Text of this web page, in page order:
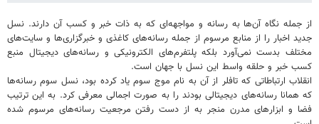
از جمله نگاه آن‌ها به رسانه و مواجهه‌ای که به ذات خبر و کسب آن دارند. نسل
جدید اخبار را از منابع مرسوم از جمله رسانه‌های کاغذی و خبرگزاری‌ها و سایت‌های
مختلف بدست نمی‌آورد بلکه پلتفرم‌های الکترونیکی و رسانه‌های دیجیتال منبع
کسب خبر و حلقه واسط این نسل با جهان است.
انقلاب ارتباطاتی که تافلر از آن به نام موج سوم یاد کرده بود، نسل سوم رسانه‌ها
که همانا رسانه‌های دیجیتالی بودند را به صورت اجمالی معرفی کرد. به این ترتیب
فضا و ابزارهای مدرن منجر به از دست رفتن مرجعیت رسانه‌های مرسوم شده